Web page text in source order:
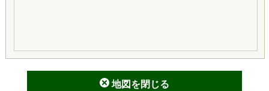
地図を閉じる